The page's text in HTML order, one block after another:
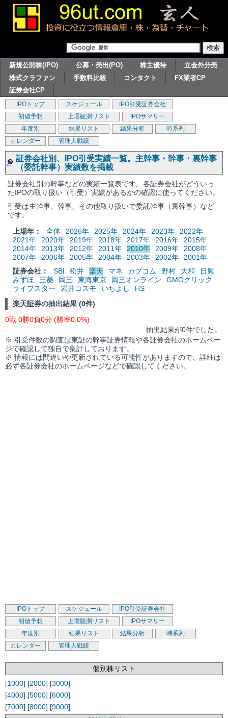
新規公開株(IPO) 公募・売出(PO) 株主優待
立会外分売
株式クラファン
手数料比較 コンタクト
FX業者CP
証券会社CP
IPOトップ スケジュール
IPO引受証券会社
初値予想
上場観測リスト
IPOサマリー
年度別
結果リスト 結果分析
時系列
カレンダー
管理人戦績
証券会社別、IPO引受実績一覧。主幹事・幹事・裏幹事
（委託幹事）実績数を掲載
証券会社別の幹事などの実績一覧表です。各証券会社がどういっ
たIPOの取り扱い（引受）実績があるかの確認に使ってください。
引受は主幹事、幹事、その他取り扱いで委託幹事（裏幹事）など
です。
上場年：
全体 2026年 2025年 2024年 2023年
2022年
2021年
2020年 2019年 2018年 2017年 2016年
2015年
2014年
2013年 2012年 2011年 2010年 2009年
2008年
2007年
2006年 2005年 2004年 2003年 2002年
2001年
証券会社：
SBI 松井 楽天 マネ カブコム 野村 大和
日興
みずほ
三菱 岡三 東海東京 岡三オンライン
GMOクリック
ライブスター
岩井コスモ いちよし
HS
楽天証券の抽出結果 (0件)
0戦 0勝0負0分 (勝率0.0%)
抽出結果が0件でした。
※ 引受件数の調査は東証の幹事証券情報や各証券会社のホームペー
ジで確認して独自で集計しております。
※ 情報には間違いや更新されている可能性がありますので、詳細は
必ず各証券会社のホームページなどで確認してください。
IPOトップ スケジュール
IPO引受証券会社
初値予想
上場観測リスト
IPOサマリー
年度別
結果リスト 結果分析
時系列
カレンダー
管理人戦績
個別株リスト
[1000] [2000] [3000]
[4000] [5000] [6000]
[7000] [8000] [9000]